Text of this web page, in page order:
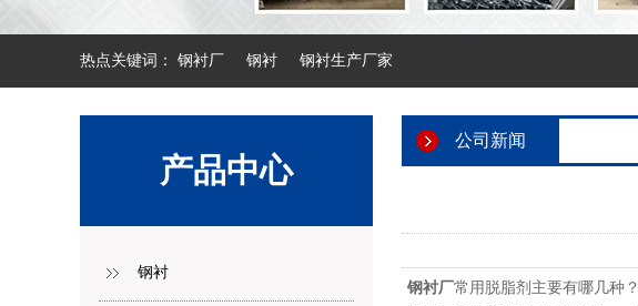
热点关键词： 钢衬厂 钢衬 钢衬生产厂家
产品中心
钢衬
公司新闻
钢衬厂常用脱脂剂主要有哪几种？